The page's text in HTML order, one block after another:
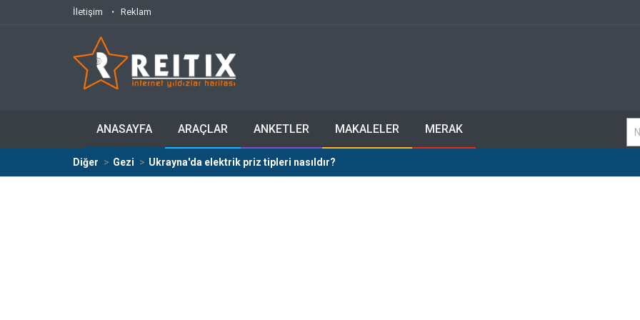
İletişim Reklam
ANASAYFA ARAÇLAR ANKETLER MAKALELER MERAK
Diğer Gezi Ukrayna'da elektrik priz tipleri nasıldır?